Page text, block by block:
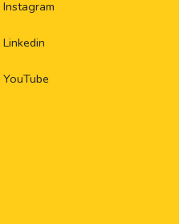
Instagram
Linkedin
YouTube